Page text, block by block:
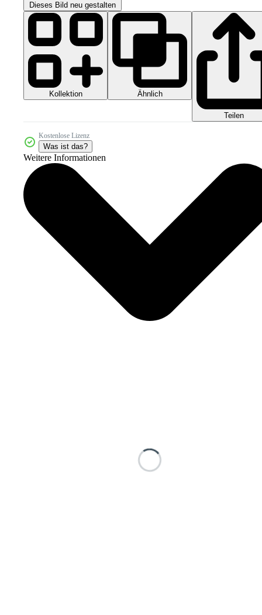
Dieses Bild neu gestalten
Kollektion Ähnlich
Teilen
Kostenlose Lizenz
Was ist das?
Weitere Informationen